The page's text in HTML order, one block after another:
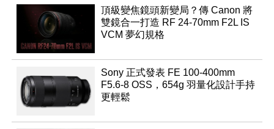
頂級變焦鏡頭新變局？傳 Canon 將
雙鏡合一打造 RF 24-70mm F2L IS
VCM 夢幻規格
Sony 正式發表 FE 100-400mm
F5.6-8 OSS，654g 羽量化設計手持
更輕鬆